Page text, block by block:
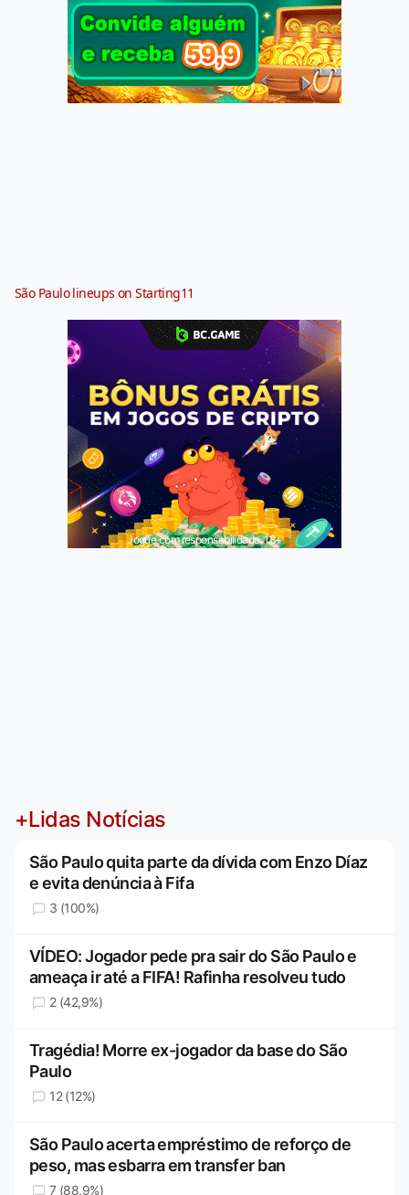
São Paulo lineups on Starting11
Jogue com responsabilidade. 18+
+Lidas Notícias
São Paulo quita parte da dívida com Enzo Díaz
e evita denúncia à Fifa
3 (100%)
VÍDEO: Jogador pede pra sair do São Paulo e
ameaça ir até a FIFA! Rafinha resolveu tudo
2 (42,9%)
Tragédia! Morre ex-jogador da base do São
Paulo
12 (12%)
São Paulo acerta empréstimo de reforço de
peso, mas esbarra em transfer ban
7 (88,9%)